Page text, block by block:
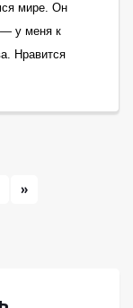
мире. Он
— у меня к
Нравится
»